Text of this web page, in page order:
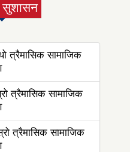
सुशासन
tab)
त्रैमासिक सामाजिक
त्रैमासिक सामाजिक
त्रैमासिक सामाजिक